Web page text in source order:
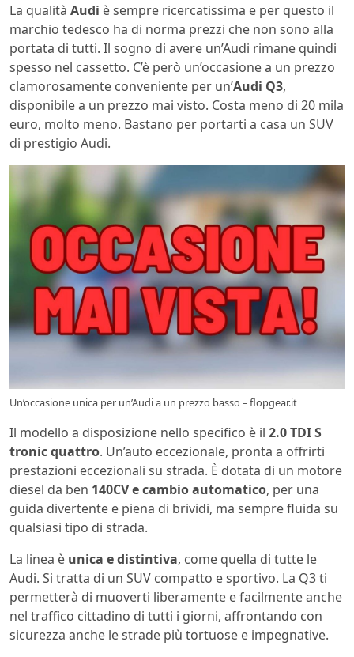
La qualità Audi è sempre ricercatissima e per questo il
marchio tedesco ha di norma prezzi che non sono alla
portata di tutti. Il sogno di avere un’Audi rimane quindi
spesso nel cassetto. C’è però un’occasione a un prezzo
clamorosamente conveniente per un’Audi Q3,
disponibile a un prezzo mai visto. Costa meno di 20 mila
euro, molto meno. Bastano per portarti a casa un SUV
di prestigio Audi.
Un’occasione unica per un’Audi a un prezzo basso – flopgear.it
Il modello a disposizione nello specifico è il 2.0 TDI S
tronic quattro. Un’auto eccezionale, pronta a offrirti
prestazioni eccezionali su strada. È dotata di un motore
diesel da ben 140CV e cambio automatico, per una
guida divertente e piena di brividi, ma sempre fluida su
qualsiasi tipo di strada.
La linea è unica e distintiva, come quella di tutte le
Audi. Si tratta di un SUV compatto e sportivo. La Q3 ti
permetterà di muoverti liberamente e facilmente anche
nel traffico cittadino di tutti i giorni, affrontando con
sicurezza anche le strade più tortuose e impegnative.